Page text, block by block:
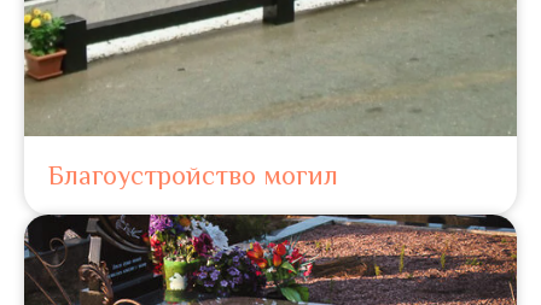
Благоустройство могил